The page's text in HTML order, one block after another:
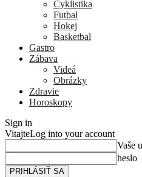
Cyklistika
Futbal
Hokej
Basketbal
Gastro
Zábava
Videá
Obrázky
Zdravie
Horoskopy
Sign in
VitajteLog into your account
Vaše
heslo